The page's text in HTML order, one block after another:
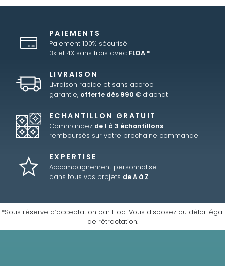
PAIEMENTS
Paiement 100% sécurisé
3x et 4X sans frais avec FLOA *
LIVRAISON
Livraison rapide et sans accroc
garantie, offerte dès 990 € d’achat
ECHANTILLON GRATUIT
Commandez de 1 à 3 échantillons
remboursés sur votre prochaine commande
EXPERTISE
Accompagnement personnalisé
dans tous vos projets de A à Z
*Sous réserve d’acceptation par Floa. Vous disposez du délai légal
de rétractation.